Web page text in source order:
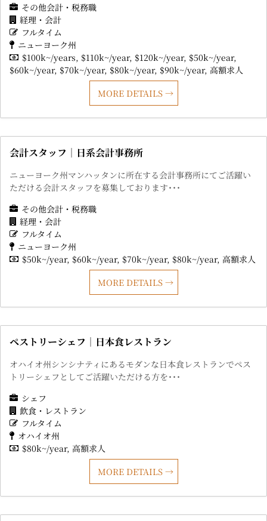
その他会計・税務職
経理・会計
フルタイム
ニューヨーク州
$100k~/years $110k~/year $120k~/year $50k~/year
$60k~/year $70k~/year $80k~/year $90k~/year 高額求人
MORE DETAILS
会計スタッフ｜日系会計事務所
ニューヨーク州マンハッタンに所在する会計事務所にてご活躍い
ただける会計スタッフを募集しております･･･
その他会計・税務職
経理・会計
フルタイム
ニューヨーク州
$50k~/year $60k~/year $70k~/year $80k~/year 高額求人
MORE DETAILS
ペストリーシェフ｜日本食レストラン
オハイオ州シンシナティにあるモダンな日本食レストランでペス
トリーシェフとしてご活躍いただける方を･･･
シェフ
飲食・レストラン
フルタイム
オハイオ州
$80k~/year 高額求人
MORE DETAILS